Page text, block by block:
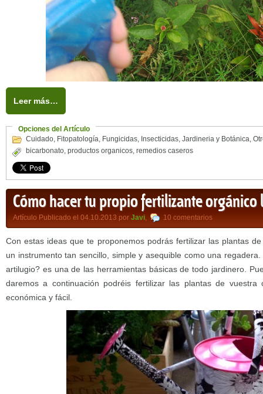
Leer más…
Opciones del Artículo
Cuidado Fitopatología Fungicidas Insecticidas Jardineria y Botánica
bicarbonato productos organicos remedios caseros
Cómo hacer tu propio fertilizante
Artículo Publicado el 04.10.2013 por Javi 10 comentarios
Con estas ideas que te proponemos podrás fertilizar las plantas
un instrumento tan sencillo, simple y asequible como una
artilugio? es una de las herramientas básicas de todo jardinero.
daremos a continuación podréis fertilizar las plantas de vuestra
económica y fácil.